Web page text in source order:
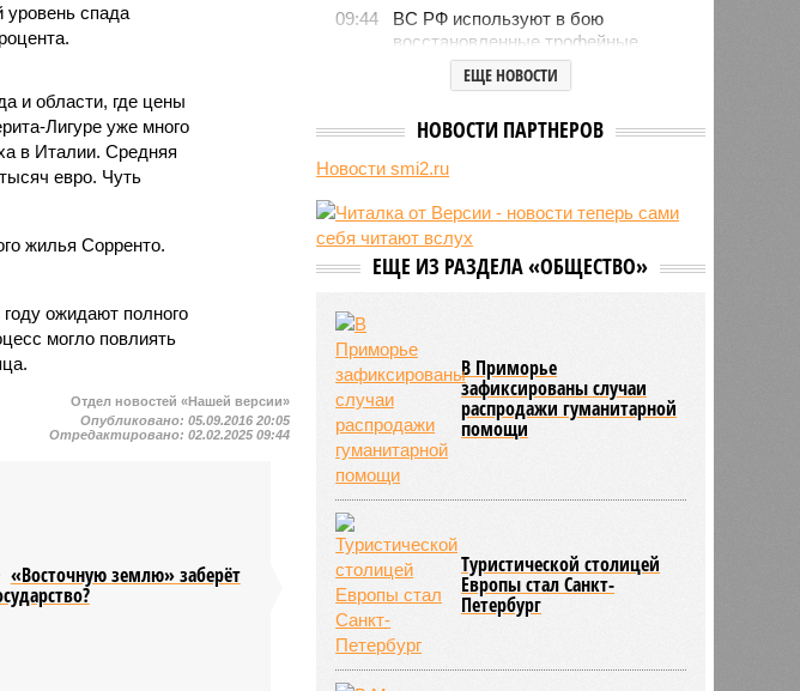
спада
и области, где цены
Лигуре уже много
в Италии. Средняя
евро. Чуть
жилья Сорренто.
ожидают полного
могло повлиять
Отдел новостей «Нашей версии»
Опубликовано:05.09.2016 20:05
Отредактировано:02.02.2025 09:44
«Восточную землю» заберёт
09:44
ВС РФ используют в бою
восстановленные трофейные
дроны Vampire
В США пенсионерка въехала на
сада
09:09
Российские школьники осенью
зимой
08:49
Финский МИД не удалил
рекомендации для граждан,
ЕЩЕ НОВОСТИ
НОВОСТИ ПАРТНЕРОВ
Новости smi2.ru
ЕЩЕ ИЗ РАЗДЕЛА «ОБЩЕСТВО»
В Приморье
зафиксированы случаи
распродажи гуманитарной
помощи
Туристической столицей
Европы стал Санкт-
Петербург